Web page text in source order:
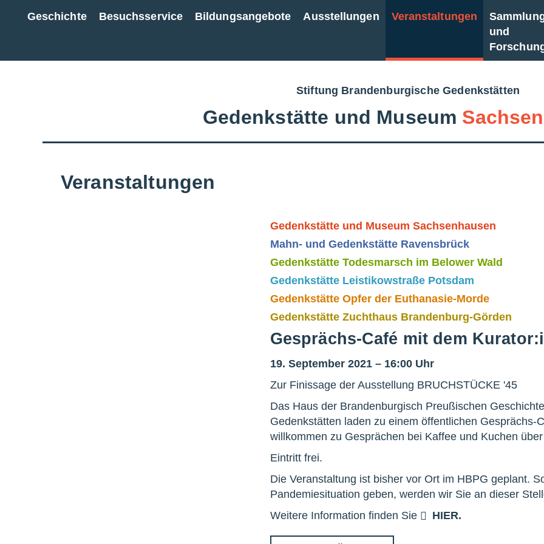
Geschichte Besuchsservice Bildungsangebote Ausstellungen Veranstaltungen
und
Stiftung Brandenburgische Gedenkstätten
Gedenkstätte und Museum
Veranstaltungen
Gedenkstätte und Museum Sachsenhausen
Mahn- und Gedenkstätte Ravensbrück
Gedenkstätte Todesmarsch im Belower Wald
Gedenkstätte Leistikowstraße Potsdam
Gedenkstätte Opfer der Euthanasie-Morde
Gedenkstätte Zuchthaus Brandenburg-Görden
Gesprächs-Café mit dem
19. September 2021 – 16:00 Uhr
Zur Finissage der Ausstellung BRUCHSTÜCKE '45
Das Haus der Brandenburgisch Preußischen
Gedenkstätten laden zu einem öffentlichen Gesprächs-
willkommen zu Gesprächen bei Kaffee und Kuchen
Eintritt frei.
Die Veranstaltung ist bisher vor Ort im HBPG geplant.
Pandemiesituation geben, werden wir Sie an dieser
Weitere Information finden Sie
HIER.